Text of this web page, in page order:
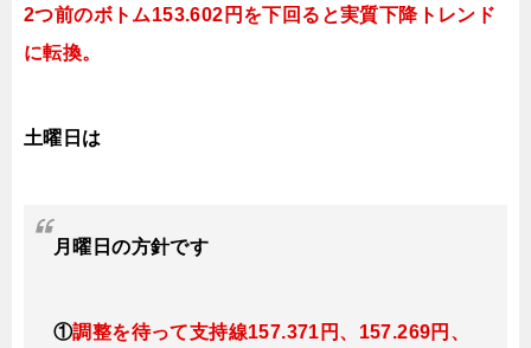
2つ前のボトム153.602円を下回ると実質下降トレンド
に転換。
土曜日は
月曜日の方針です
①調整を待って支持線157.371円、157.269円 、